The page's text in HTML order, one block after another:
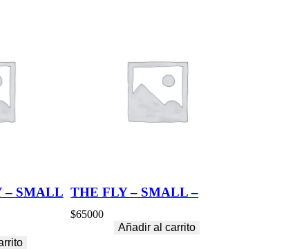
– SMALL THE FLY – SMALL –
$65000
Añadir al carrito